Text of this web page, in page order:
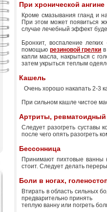
При хронической ангине
Кроме смазывания гланд и
При этом может появиться
случае лечебный эффект
Бронхит, воспаление
помощью резиновой грелки
капли масла, накрыться с
затем укрыться теплым
Кашель
Очень хорошо накапать 2-3
При сильном кашле чистое
Артриты, ревматоидный
Следует разогреть суставы
после чего опять разогреть
Бессонница
Принимают пихтовые ванны
стоит. Следует делать
Боли в ногах,
Втирать в область сильных
предварительно принять
теплую ванну или погреть